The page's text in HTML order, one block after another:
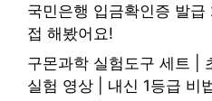
국민은행 입금확인증 발
접 해봤어요!
구몬과학 실험도구 세트 |
실험 영상 | 내신 1등급 비